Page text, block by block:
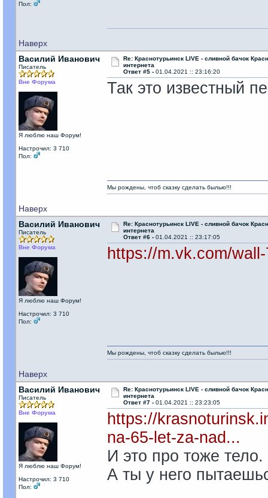
Пол:
Наверх
Василий Иванович
Писатель
Вне Форума
Я люблю наш Форум!
Настрочил: 3 710
Пол:
Re: Краснотурьинск LIVE - сливной бачок
интернета
Ответ #5 - 01.04.2021 :: 23:16:20
Так это известный
Наверх
Мы рождены, чтоб сказку сделать былью!!!
Василий Иванович
Писатель
Вне Форума
Я люблю наш Форум!
Настрочил: 3 710
Пол:
Re: Краснотурьинск LIVE - сливной бачок
интернета
Ответ #6 - 01.04.2021 :: 23:17:05
https://m.vk.com/
Наверх
Мы рождены, чтоб сказку сделать былью!!!
Василий Иванович
Писатель
Вне Форума
Я люблю наш Форум!
Настрочил: 3 710
Пол:
Re: Краснотурьинск LIVE - сливной бачок
интернета
Ответ #7 - 01.04.2021 :: 23:23:05
https://
na-65-let-za-nad...
И это про тоже тело.
А ты у него